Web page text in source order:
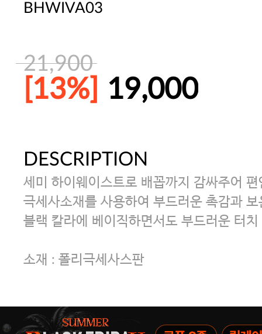
BHWIVA03
21,900
[13%] 19,000
[썸머블프] 1만원 할인 쿠폰(8.1~31)
[썸머블프] 2만원 할인 쿠폰(8.1~31)
DESCRIPTION
세미 하이웨이스트로 배꼽까지 감싸주어
극세사소재를 사용하여 부드러운 촉감과 보
블랙 칼라에 베이직하면서도 부드러운 터
소재 : 폴리극세사스판